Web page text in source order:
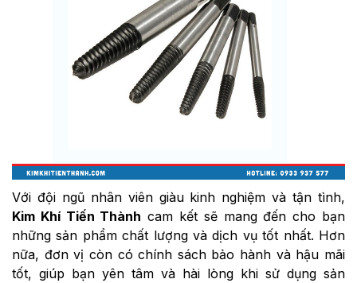
Với đội ngũ nhân viên giàu kinh nghiệm và tận tình,
Kim Khí Tiến Thành cam kết sẽ mang đến cho bạn
những sản phẩm chất lượng và dịch vụ tốt nhất. Hơn
nữa, đơn vị còn có chính sách bảo hành và hậu mãi
tốt, giúp bạn yên tâm và hài lòng khi sử dụng sản